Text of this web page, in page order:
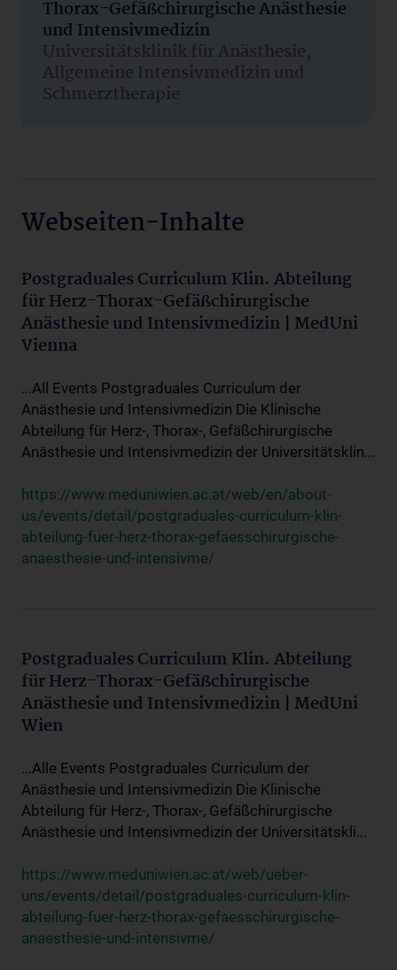
Thorax-Gefäßchirurgische Anästhesie
und Intensivmedizin
Universitätsklinik für Anästhesie,
Allgemeine Intensivmedizin und
Schmerztherapie
Webseiten-Inhalte
Postgraduales Curriculum Klin. Abteilung
für Herz-Thorax-Gefäßchirurgische
Anästhesie und Intensivmedizin | MedUni
Vienna
...All Events Postgraduales Curriculum der
Anästhesie und Intensivmedizin Die Klinische
Abteilung für Herz-, Thorax-, Gefäßchirurgische
Anästhesie und Intensivmedizin der Universitätsklin...
https://www.meduniwien.ac.at/web/en/about-
us/events/detail/postgraduales-curriculum-klin-
abteilung-fuer-herz-thorax-gefaesschirurgische-
anaesthesie-und-intensivme/
Postgraduales Curriculum Klin. Abteilung
für Herz-Thorax-Gefäßchirurgische
Anästhesie und Intensivmedizin | MedUni
Wien
...Alle Events Postgraduales Curriculum der
Anästhesie und Intensivmedizin Die Klinische
Abteilung für Herz-, Thorax-, Gefäßchirurgische
Anästhesie und Intensivmedizin der Universitätskli...
https://www.meduniwien.ac.at/web/ueber-
uns/events/detail/postgraduales-curriculum-klin-
abteilung-fuer-herz-thorax-gefaesschirurgische-
anaesthesie-und-intensivme/